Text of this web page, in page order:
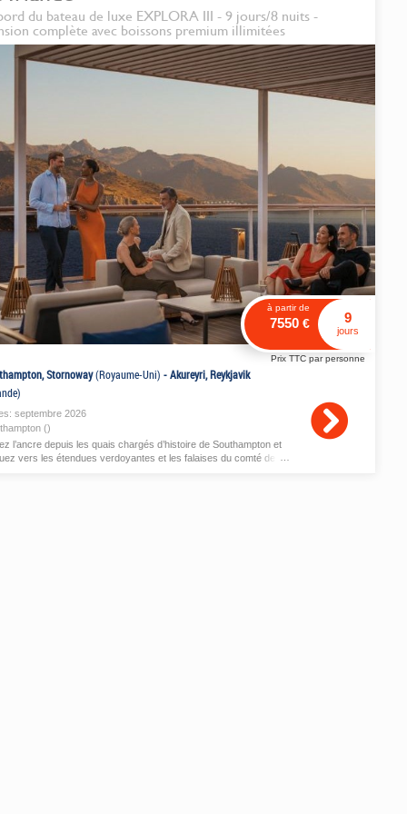
du bateau de luxe EXPLORA III - 9 jours/8 nuits -
complète avec boissons premium illimitées
à partir de
7550€ 9
jours
Prix TTC par personne
Stornoway(Royaume-Uni) -Akureyri, Reykjavik
septembre 2026
()
l’ancre depuis les quais chargés d’histoire de Southampton et
vers les étendues verdoyantes et les falaises du comté de